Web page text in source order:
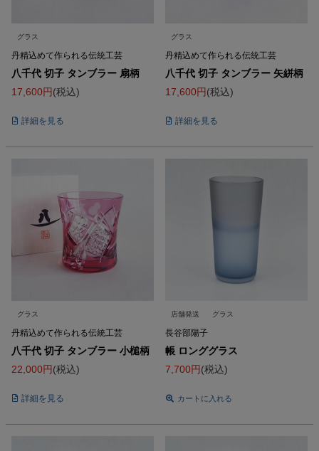
グラス
丹精込めて作られる伝統工芸
八千代 切子 タンブラー 扇柄
17,600
税込
詳細を見る
グラス
丹精込めて作られる伝統工芸
八千代 切子 タンブラー 矢絣柄
17,600
税込
詳細を見る
グラス
丹精込めて作られる伝統工芸
八千代 切子 タンブラー 小槌柄
22,000
税込
詳細を見る
店舗発送 グラス
長谷部陽子
帳 ロンググラス
7,700
税込
カートに入れる